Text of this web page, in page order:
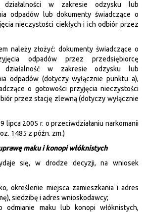
działalności w zakresie odzysku lub
odpadów lub dokumenty świadczące o
nieczystości ciekłych i ich odbiór przez
należy złożyć: dokumenty świadczące o
odpadów przez przedsiębiorcę
działalność w zakresie odzysku lub
odpadów (dotyczy wyłącznie punktu a),
o gotowości przyjęcia nieczystości
przez stację zlewną (dotyczy wyłącznie
lipca 2005 r. o przeciwdziałaniu narkomanii
1485 z późn. zm.)
maku i konopi włóknistych
się, w drodze decyzji, na wniosek
określenie miejsca zamieszkania i adres
siedzibę i adres wnioskodawcy;
odmianie maku lub konopi włóknistych,